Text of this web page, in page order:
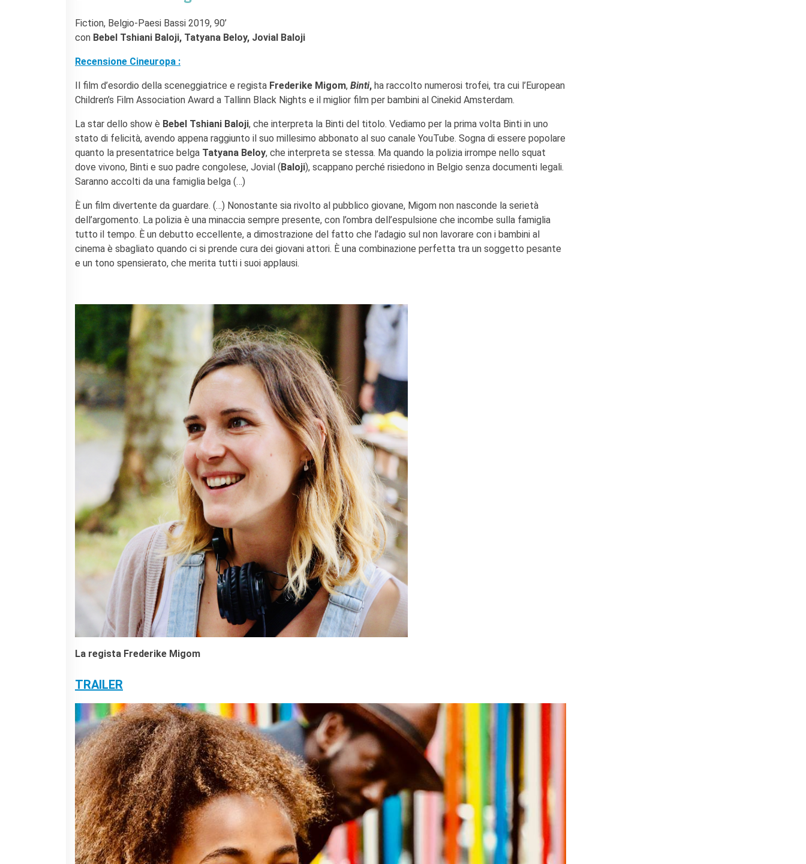
Contatti
IF Italia
I nostri partner
Diventare sponsor
Certificazione ISO UNI EN
9001: 2015
CERCA
Fiction, Belgio-Paesi Bassi 2019, 90’
con Bebel Tshiani Baloji, Tatyana Beloy, Jovial Baloji
Recensione Cineuropa :
Il film d’esordio della sceneggiatrice e regista Frederike Migom, Binti, ha raccolto numerosi trofei, tra cui l’European
Children’s Film Association Award a Tallinn Black Nights e il miglior film per bambini al Cinekid Amsterdam.
La star dello show è Bebel Tshiani Baloji, che interpreta la Binti del titolo. Vediamo per la prima volta Binti in uno
stato di felicità, avendo appena raggiunto il suo millesimo abbonato al suo canale YouTube. Sogna di essere popolare
quanto la presentatrice belga Tatyana Beloy, che interpreta se stessa. Ma quando la polizia irrompe nello squat
dove vivono, Binti e suo padre congolese, Jovial ( Baloji), scappano perché risiedono in Belgio senza documenti legali.
Saranno accolti da una famiglia belga (…)
È un film divertente da guardare. (…) Nonostante sia rivolto al pubblico giovane, Migom non nasconde la serietà
dell’argomento. La polizia è una minaccia sempre presente, con l’ombra dell’espulsione che incombe sulla famiglia
tutto il tempo. È un debutto eccellente, a dimostrazione del fatto che l’adagio sul non lavorare con i bambini al
cinema è sbagliato quando ci si prende cura dei giovani attori. È una combinazione perfetta tra un soggetto pesante
e un tono spensierato, che merita tutti i suoi applausi.
La regista Frederike Migom
TRAILER